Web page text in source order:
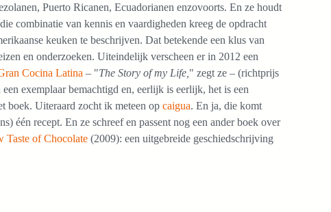
Puerto Ricanen, Ecuadorianen enzovoorts. En ze houdt
combinatie van kennis en vaardigheden kreeg de opdracht
keuken te beschrijven. Dat betekende een klus van
en onderzoeken. Uiteindelijk verscheen er in 2012 een
Cocina Latina – "The Story of my Life, " zegt ze – (richtprijs
exemplaar bemachtigd en, eerlijk is eerlijk, het is een
boek. Uiteraard zocht ik meteen op caigua. En ja, die komt
één recept. En ze schreef en passent nog een ander boek over
Taste of Chocolate (2009): een uitgebreide geschiedschrijving